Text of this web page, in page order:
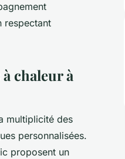
respectant
chaleur à
multiplicité des
personnalisées.
proposent un